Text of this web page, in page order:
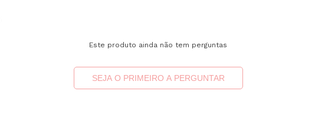
Este produto ainda não tem perguntas
SEJA O PRIMEIRO A PERGUNTAR